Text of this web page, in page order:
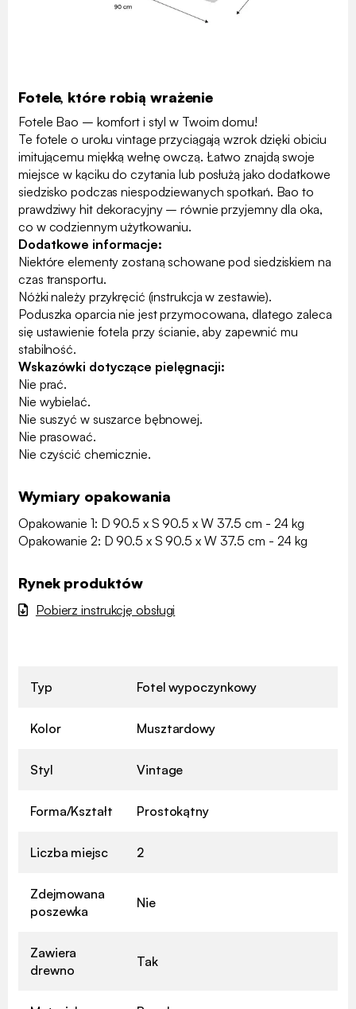
Fotele, które robią wrażenie
Fotele Bao – komfort i styl w Twoim domu!
Te fotele o uroku vintage przyciągają wzrok dzięki obiciu
imitującemu miękką wełnę owczą. Łatwo znajdą swoje
miejsce w kąciku do czytania lub posłużą jako dodatkowe
siedzisko podczas niespodziewanych spotkań. Bao to
prawdziwy hit dekoracyjny – równie przyjemny dla oka,
co w codziennym użytkowaniu.
Dodatkowe informacje:
Niektóre elementy zostaną schowane pod siedziskiem na
czas transportu.
Nóżki należy przykręcić (instrukcja w zestawie).
Poduszka oparcia nie jest przymocowana, dlatego zaleca
się ustawienie fotela przy ścianie, aby zapewnić mu
stabilność.
Wskazówki dotyczące pielęgnacji:
Nie prać.
Nie wybielać.
Nie suszyć w suszarce bębnowej.
Nie prasować.
Nie czyścić chemicznie.
Wymiary opakowania
Opakowanie 1: D 90.5 x S 90.5 x W 37.5 cm - 24 kg
Opakowanie 2: D 90.5 x S 90.5 x W 37.5 cm - 24 kg
Rynek produktów
Pobierz instrukcję obsługi
Typ Fotel wypoczynkowy
Kolor Musztardowy
Styl Vintage
Forma/Kształt Prostokątny
Liczba miejsc 2
Zdejmowana
poszewka
Nie
Zawiera
drewno
Tak